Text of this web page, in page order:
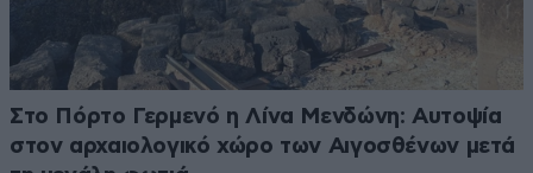
Στο Πόρτο Γερμενό η Λίνα Μενδώνη: Αυτοψία
στον αρχαιολογικό χώρο των Αιγοσθένων μετά